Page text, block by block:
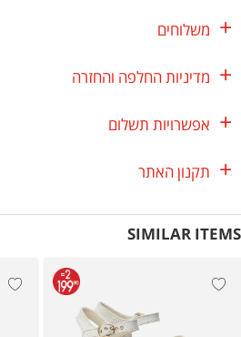
משלוחים
מדיניות החלפה והחזרה
אפשרויות תשלום
תקנון האתר
SIMILAR ITEMS